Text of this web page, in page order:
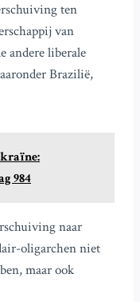
ten
van
andere liberale
Brazilië,
984
naar
oligarchen niet
maar ook